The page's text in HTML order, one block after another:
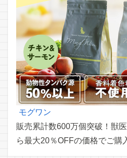
モグワン
販売累計数600万個突破！獣
ら最大20％OFFの価格でご購